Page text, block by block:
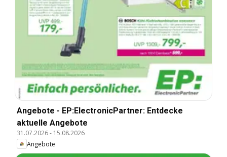
Angebote - EP:ElectronicPartner: Entdecke
aktuelle Angebote
31.07.2026- 15.08.2026
Angebote